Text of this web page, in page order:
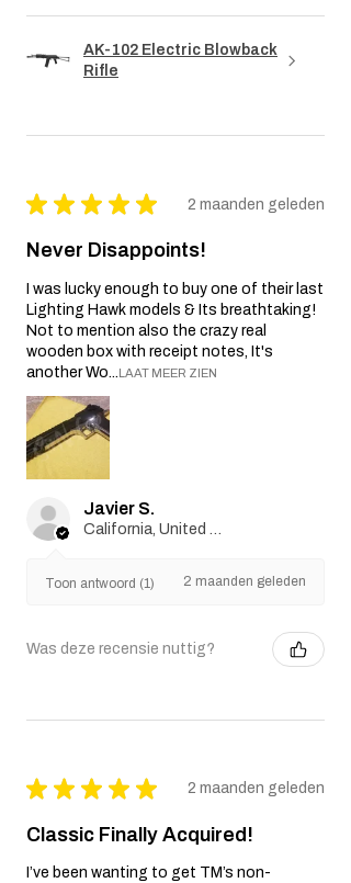
aansprakelijk voor indirecte, incidentele,
gevolg-, speciale of punitieve schade.
Wij behouden ons het recht voor om dit
AK-102 Electric Blowback
Rifle
★ ★ ★ ★ ★ 2 maanden geleden
Never Disappoints!
I was lucky enough to buy one of their last
Lighting Hawk models & Its breathtaking!
Not to mention also the crazy real
wooden box with receipt notes, It's
another Wo...LAAT MEER ZIEN
Javier S.
Toon antwoord (1) 2 maanden geleden
Was deze recensie nuttig?
★ ★ ★ ★ ★ 2 maanden geleden
Classic Finally Acquired!
I’ve been wanting to get TM’s non-